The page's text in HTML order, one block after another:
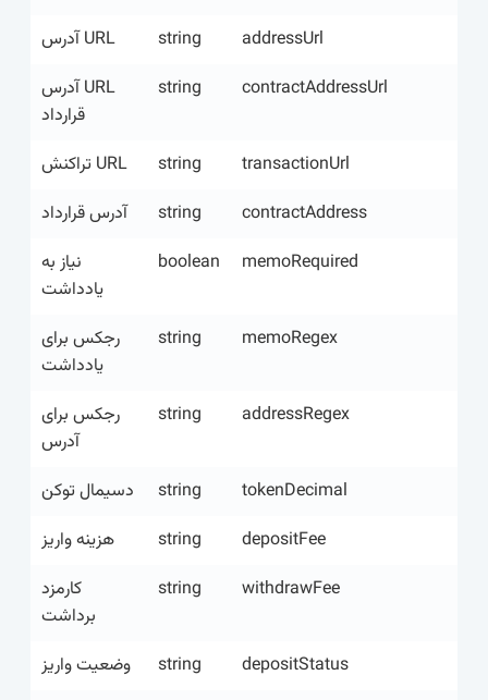
addressUrl
string
URL آدرس
contractAddressUrl
string
URL آدرس
قرارداد
transactionUrl
string
URL تراکنش
contractAddress
string
آدرس قرارداد
memoRequired
boolean
نیاز به
یادداشت
memoRegex
string
رجکس برای
یادداشت
addressRegex
string
رجکس برای
آدرس
tokenDecimal
string
دسیمال توکن
depositFee
string
هزینه واریز
withdrawFee
string
کارمزد
برداشت
depositStatus
string
وضعیت واریز